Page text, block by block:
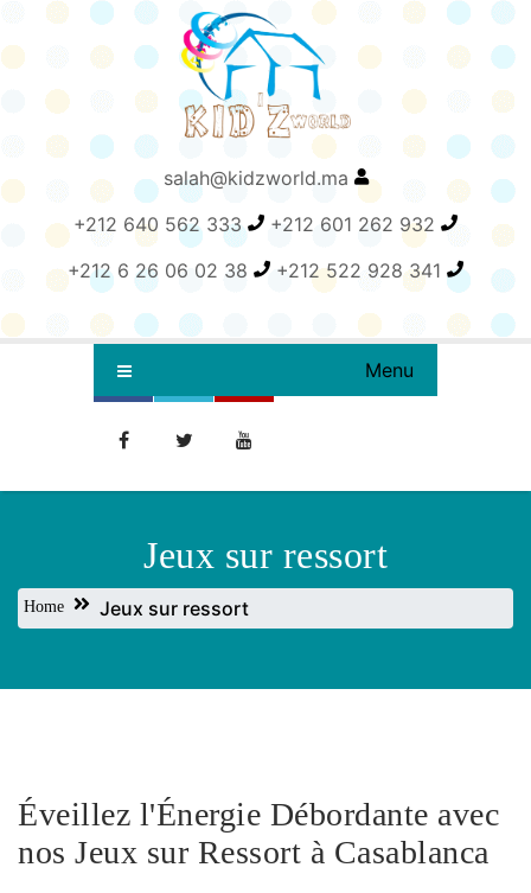
salah@kidzworld.ma
+212 640 562 333
+212 601 262 932
+212 6 26 06 02 38
+212 522 928 341
Menu
Jeux sur ressort
Home Jeux sur ressort
Éveillez l'Énergie Débordante avec
nos Jeux sur Ressort à Casablanca